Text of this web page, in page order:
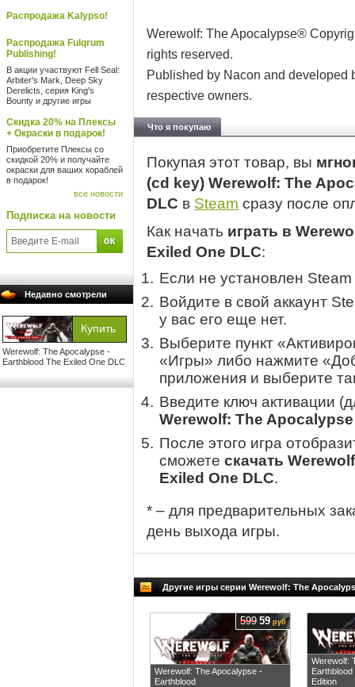
Распродажа Kalypso!
Распродажа Fulqrum
Publishing!
В акции участвуют Fell Seal:
Arbiter's Mark, Deep Sky
Derelicts, серия King's
Bounty и другие игры
Скидка 20% на Плексы
+ Окраски в подарок!
Приобретите Плексы со
скидкой 20% и получайте
окраски для ваших кораблей
в подарок!
все новости
Подписка на новости
Недавно смотрели
Werewolf: The Apocalypse -
Earthblood The Exiled One DLC
Werewolf: The Apocalypse®
rights reserved.
Published by Nacon and developed
respective owners.
Что я покупаю
Покупая этот товар, вы
(cd key) Werewolf: The
DLC в Steam сразу после
Как начать играть в
Exiled One DLC:
Если не установлен
Войдите в свой аккаунт
у вас его еще нет.
Выберите пункт
«Игры» либо нажмите
приложения и выберите
Введите ключ активации
Werewolf: The
После этого игра
сможете скачать
Exiled One DLC.
* – для предварительных
день выхода игры.
Другие игры серии Werewolf: The
Werewolf: The Apocalypse -
Earthblood
599 59 руб
Werewolf:
Edition